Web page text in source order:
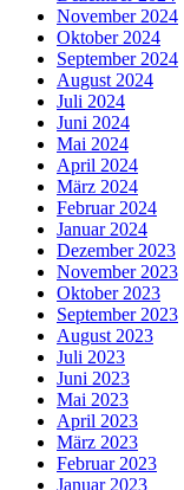
November 2024
Oktober 2024
September 2024
August 2024
Juli 2024
Juni 2024
Mai 2024
April 2024
März 2024
Februar 2024
Januar 2024
Dezember 2023
November 2023
Oktober 2023
September 2023
August 2023
Juli 2023
Juni 2023
Mai 2023
April 2023
März 2023
Februar 2023
Januar 2023